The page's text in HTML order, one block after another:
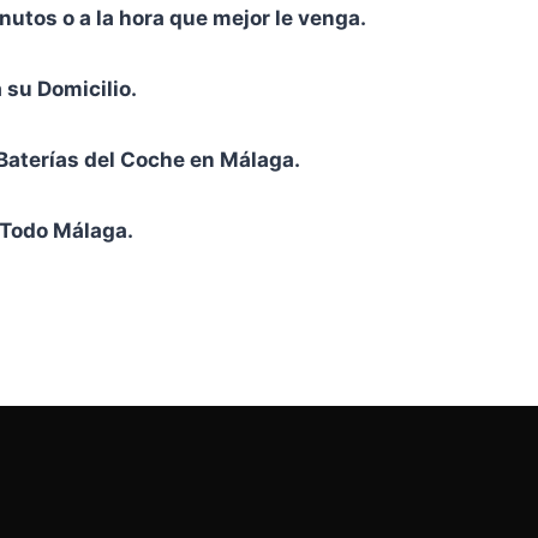
o a la hora que mejor le venga.
su Domicilio.
del Coche en Málaga.
Málaga.